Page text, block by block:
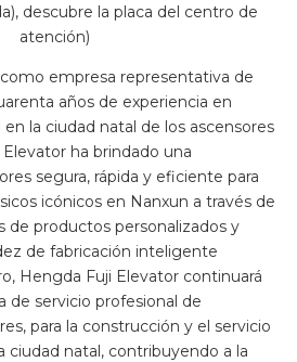
descubre la placa del centro de
atención)
empresa representativa de
años de experiencia en
la ciudad natal de los ascensores
ha brindado una
segura, rápida y eficiente para
icónicos en Nanxun a través de
de productos personalizados y
de fabricación inteligente
Hengda Fuji Elevator continuará
de servicio profesional de
para la construcción y el servicio
ciudad natal, contribuyendo a la